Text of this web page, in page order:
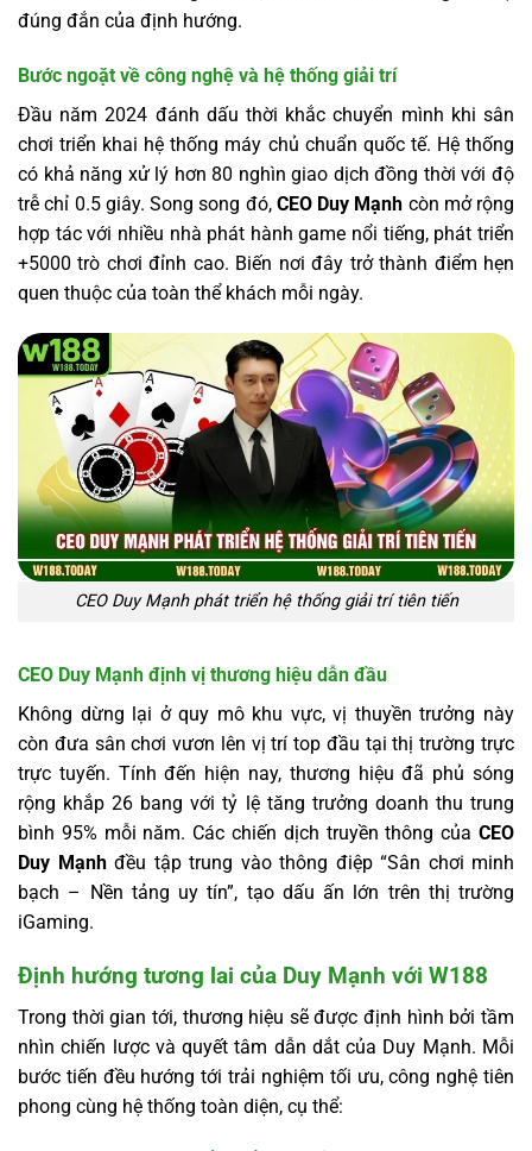
đúng đắn của định hướng.
Bước ngoặt về công nghệ và hệ thống giải trí
Đầu năm 2024 đánh dấu thời khắc chuyển mình khi sân
chơi triển khai hệ thống máy chủ chuẩn quốc tế. Hệ thống
có khả năng xử lý hơn 80 nghìn giao dịch đồng thời với độ
trễ chỉ 0.5 giây. Song song đó, CEO Duy Mạnh còn mở rộng
hợp tác với nhiều nhà phát hành game nổi tiếng, phát triển
+5000 trò chơi đỉnh cao. Biến nơi đây trở thành điểm hẹn
quen thuộc của toàn thể khách mỗi ngày.
CEO Duy Mạnh phát triển hệ thống giải trí tiên tiến
CEO Duy Mạnh định vị thương hiệu dẫn đầu
Không dừng lại ở quy mô khu vực, vị thuyền trưởng này
còn đưa sân chơi vươn lên vị trí top đầu tại thị trường trực
trực tuyến. Tính đến hiện nay, thương hiệu đã phủ sóng
rộng khắp 26 bang với tỷ lệ tăng trưởng doanh thu trung
bình 95% mỗi năm. Các chiến dịch truyền thông của CEO
Duy Mạnhđều tập trung vào thông điệp “Sân chơi minh
bạch – Nền tảng uy tín”, tạo dấu ấn lớn trên thị trường
iGaming.
Định hướng tương lai của Duy Mạnh với W188
Trong thời gian tới, thương hiệu sẽ được định hình bởi tầm
nhìn chiến lược và quyết tâm dẫn dắt của Duy Mạnh. Mỗi
bước tiến đều hướng tới trải nghiệm tối ưu, công nghệ tiên
phong cùng hệ thống toàn diện, cụ thể: